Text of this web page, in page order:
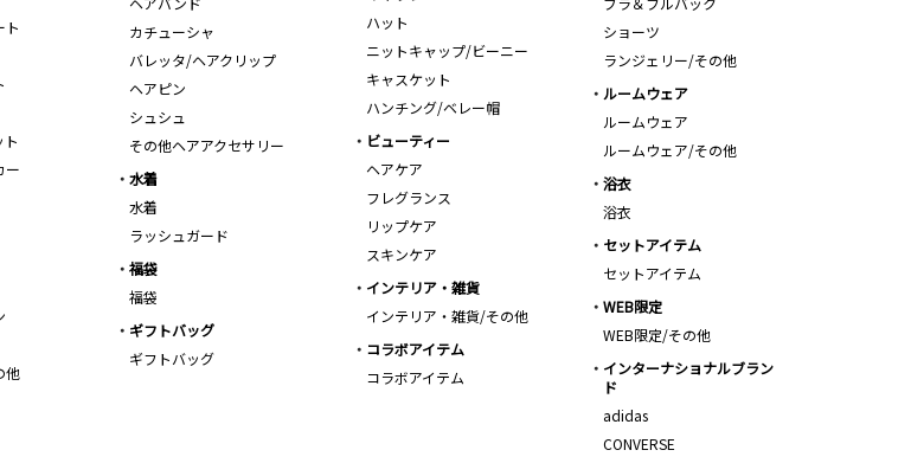
ト
ー
カチューシャ
バレッタ/ヘアクリップ
ヘアピン
シュシュ
その他ヘアアクセサリー
ハット
ニットキャップ/ビーニー
キャスケット
ハンチング/ベレー帽
ショーツ
ランジェリー/その他
ルームウェア
ルームウェア
ルームウェア/その他
ビューティー
ヘアケア
フレグランス
リップケア
スキンケア
水着
水着
ラッシュガード
浴衣
浴衣
セットアイテム
セットアイテム
福袋
福袋
他
インテリア・雑貨
インテリア・雑貨/その他
WEB限定
WEB限定/その他
ギフトバッグ
ギフトバッグ
コラボアイテム
コラボアイテム
インターナショナルブラン
ド
adidas
CONVERSE